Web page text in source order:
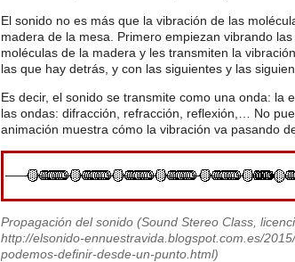
El sonido no es más que la vibración de las
madera de la mesa. Primero empiezan vibrando
moléculas de la madera y les transmiten la
las que hay detrás, y con las siguientes y las
Es decir, el sonido se transmite como una onda: la
las ondas: difracción, refracción, reflexión,… No
animación muestra cómo la vibración va pasando
Propagación del sonido (Sound Stereo Class,
http://elsonido-ennuestravida.blogspot.com.es/
podemos-definir-desde-un-punto.html)